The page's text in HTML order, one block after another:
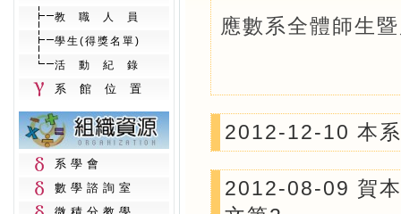
教職人員
學生(得獎名單)
活動紀錄
系館位置
系學會
數學諮詢室
應數系全體師生
2012-12-10 本
2012-08-09 賀